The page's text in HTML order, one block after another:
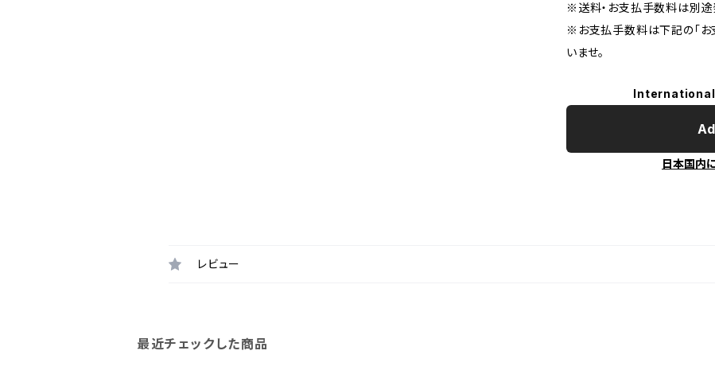
※送料・お支払手数料は別途
※お支払手数料は下記の「お
いませ。
日本国内
レビュー
最近チェックした商品